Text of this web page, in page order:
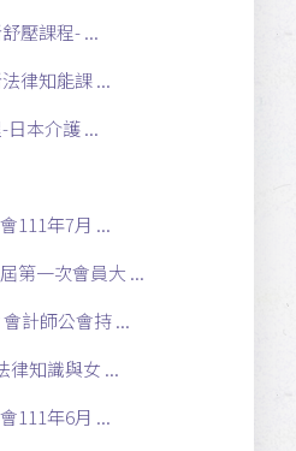
壓課程- ...
律知能課 ...
日本介護 ...
111年7月 ...
第一次會員大 ...
計師公會持 ...
律知識與女 ...
111年6月 ...